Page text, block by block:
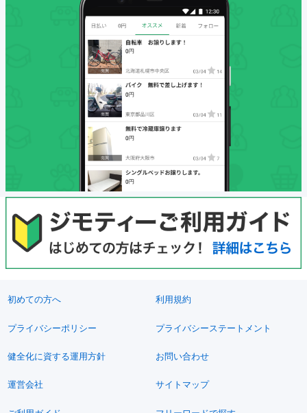
初めての方へ 利用規約
プライバシーポリシー プライバシーステートメント
健全化に資する運用方針 お問い合わせ
運営会社 サイトマップ